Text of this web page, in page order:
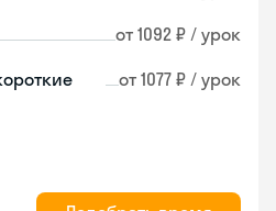
от 1092 ₽ / урок
от 1077 ₽ / урок